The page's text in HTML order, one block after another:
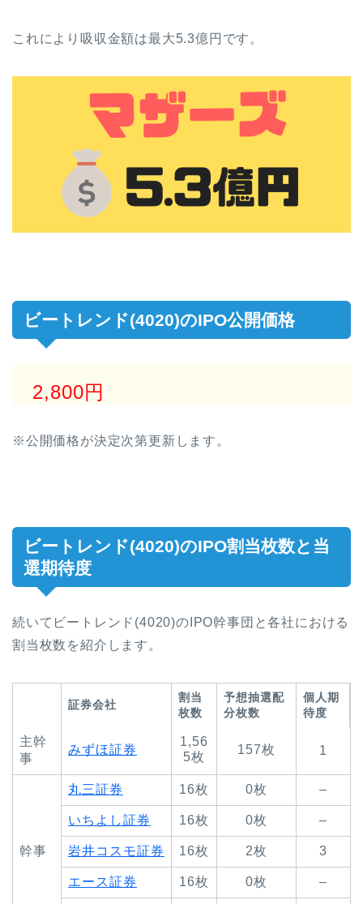
これにより吸収金額は最大5.3億円です。
ビートレンド(4020)のIPO公開価格
2,800円
※公開価格が決定次第更新します。
ビートレンド(4020)のIPO割当枚数と当
選期待度
続いてビートレンド(4020)のIPO幹事団と各社における
割当枚数を紹介します。
証券会社
割当
枚数
予想抽選配
分枚数
個人期
待度
主幹
事
みずほ証券
1,56
5枚
157枚 1
幹事
丸三証券 16枚 0枚 –
いちよし証券 16枚 0枚 –
岩井コスモ証券 16枚 2枚 3
エース証券 16枚 0枚 –